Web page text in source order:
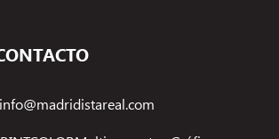
info@madridistareal.com